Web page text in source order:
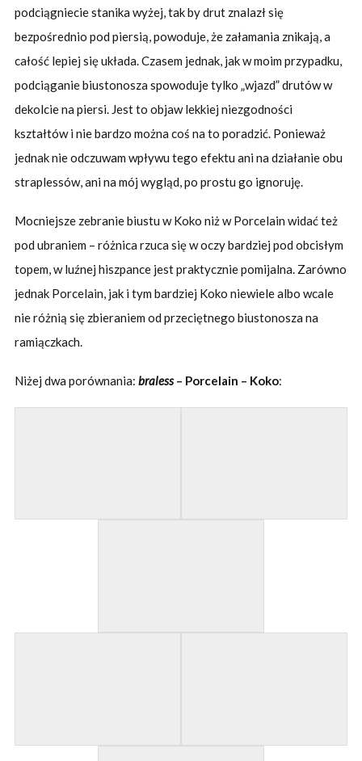
podciągniecie stanika wyżej, tak by drut znalazł się
bezpośrednio pod piersią, powoduje, że załamania znikają, a
całość lepiej się układa. Czasem jednak, jak w moim przypadku,
podciąganie biustonosza spowoduje tylko „wjazd” drutów w
dekolcie na piersi. Jest to objaw lekkiej niezgodności
kształtów i nie bardzo można coś na to poradzić. Ponieważ
jednak nie odczuwam wpływu tego efektu ani na działanie obu
straplessów, ani na mój wygląd, po prostu go ignoruję.
Mocniejsze zebranie biustu w Koko niż w Porcelain widać też
pod ubraniem – różnica rzuca się w oczy bardziej pod obcisłym
topem, w luźnej hiszpance jest praktycznie pomijalna. Zarówno
jednak Porcelain, jak i tym bardziej Koko niewiele albo wcale
nie różnią się zbieraniem od przeciętnego biustonosza na
ramiączkach.
Niżej dwa porównania: braless– Porcelain – Koko: